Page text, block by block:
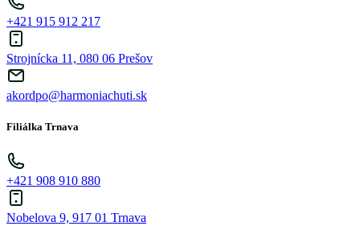
+421 915 912 217
Strojnícka 11, 080 06 Prešov
akordpo@harmoniachuti.sk
Filiálka Trnava
+421 908 910 880
Nobelova 9, 917 01 Trnava